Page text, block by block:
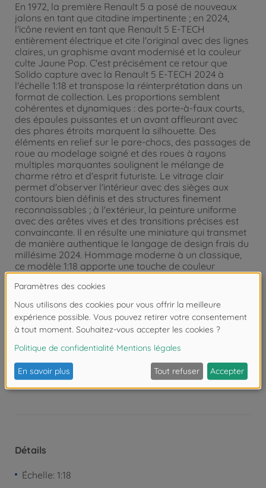
En 1972, la première Renault 5 a posé de nouveaux
jalons en tant que citadine impertinente ; en 2024,
l'icône revient en tant que Renault 5 E-TECH
entièrement électrique et cite l'original avec des lignes
claires, un graphisme avant modernisé et la couleur
culte Jaune Pop. C'est précisément ce retour que
Solido capture avec la Renault 5 E-TECH 2024 à
l'échelle 1:18 et transpose la réinterprétation dans un
format de collection. Les proportions semblent
cohérentes et dynamiques : des porte-à-faux courts,
des épaules puissantes et un avant affleurant avec
des phares étroits marquent la silhouette. Des
éléments en relief sur le pare-chocs, des passages de
roue au modelage soigné et des roues à rayons
multiples marquantes soulignent le mélange de
charme rétro et d'esprit futuriste. Le vitrage clair
permet d'observer l'intérieur avec des sièges aux
contours bien définis et des structures finement
reconnaissables ; à l'extérieur, la peinture uniforme
avec des arêtes vives et des transitions précises est
convaincante. Il en résulte une miniature qui transmet
de manière authentique le langage de design frais du
millésime 2024. Hommage moderne à un classique,
ce modèle 1:18 apporte une touche de couleur
joyeuse dans chaque vitrine et célèbre le retour d'un
nom culte à l'ère électrique. Depuis 1932, Solido est
synonyme de modèles Diecast détaillés de véhicules
iconiques - des voitures de collection aux voitures de
sport modernes.
Attention !Ne convient pas aux enfants de
moins de 3 ans. Risque d'asphyxie lié à la
présence de pièces de petite taille.
Détails
Échelle: 1:18